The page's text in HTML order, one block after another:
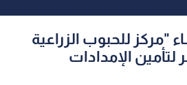
"مركز للحبوب الزراعية
الإمدادات